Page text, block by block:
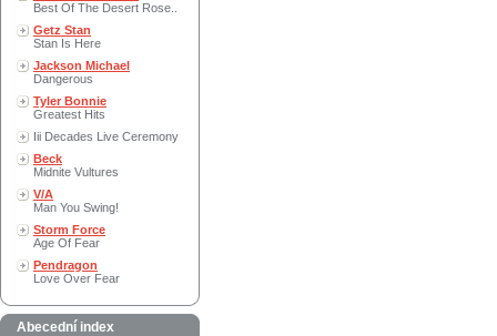
Best Of The Desert Rose..
Getz Stan
Stan Is Here
Jackson Michael
Dangerous
Tyler Bonnie
Greatest Hits
Iii Decades Live Ceremony
Beck
Midnite Vultures
V/A
Man You Swing!
Storm Force
Age Of Fear
Pendragon
Love Over Fear
Abecední index